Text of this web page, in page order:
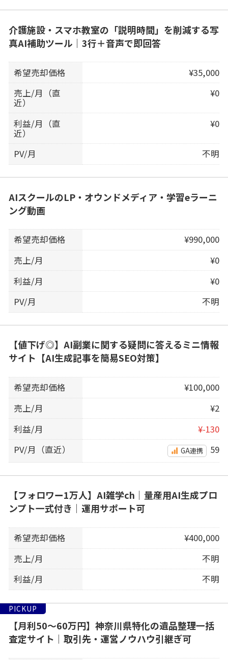
介護施設・スマホ教室の「説明時間」を削減する写
真AI補助ツール｜3行＋音声で即回答
希望売却価格
¥35,000
売上/月（直
近）
¥0
利益/月（直
近）
¥0
PV/月 不明
AIスクールのLP・オウンドメディア・学習eラーニ
ング動画
希望売却価格
¥990,000
売上/月
¥0
利益/月
¥0
PV/月
不明
【値下げ◎】AI副業に関する疑問に答えるミニ情報
サイト【AI生成記事を簡易SEO対策】
希望売却価格
¥100,000
売上/月
¥2
利益/月
¥-130
PV/月（直近）
GA連携 59
【フォロワー1万人】AI雑学ch｜量産用AI生成プロ
ンプト一式付き｜運用サポート可
希望売却価格
¥400,000
売上/月
不明
利益/月
不明
PICKUP
【月利50〜60万円】神奈川県特化の遺品整理一括
査定サイト｜取引先・運営ノウハウ引継ぎ可